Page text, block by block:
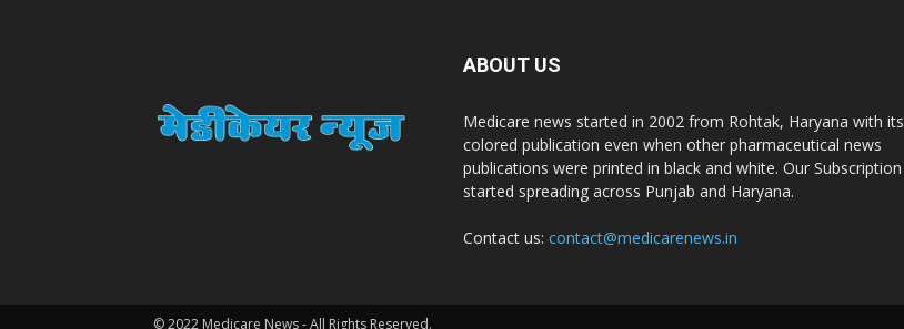
ABOUT US
Medicare news started in 2002 from Rohtak, Haryana with its
colored publication even when other pharmaceutical news
publications were printed in black and white. Our Subscription
started spreading across Punjab and Haryana.
Contact us: contact@medicarenews.in
© 2022 Medicare News - All Rights Reserved.